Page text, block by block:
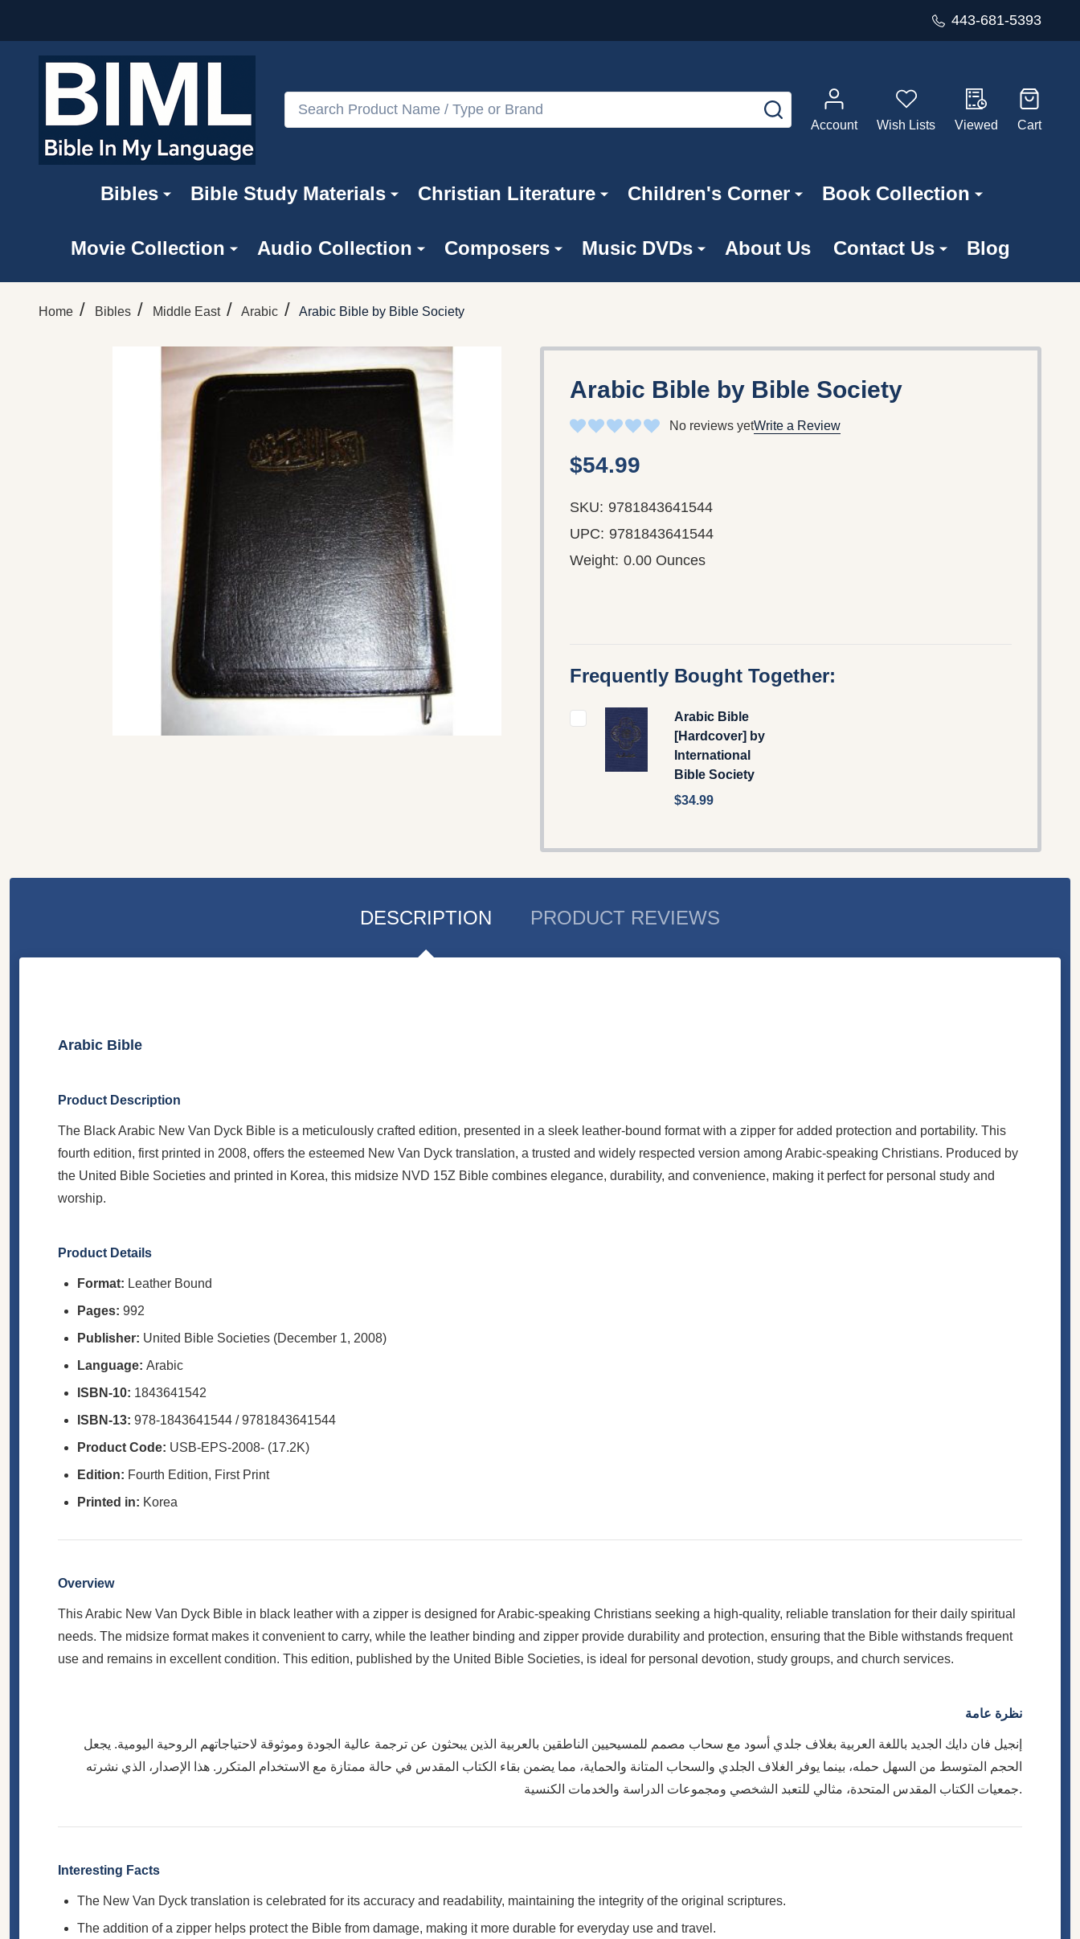
443-681-5393
Search
SEARCH
Account
Wish Lists Viewed Cart
Bibles Bible Study Materials Christian Literature Children's Corner Book Collection
Movie Collection Audio Collection Composers Music DVDs About Us Contact Us Blog
Home / Bibles / Middle East / Arabic / Arabic Bible by Bible Society
Arabic Bible by Bible Society
No reviews yetWrite a Review
$54.99
SKU: 9781843641544
UPC: 9781843641544
Weight: 0.00 Ounces
Frequently Bought Together:
Arabic Bible
[Hardcover] by
International
Bible Society
$34.99
DESCRIPTION PRODUCT REVIEWS
Arabic Bible
Product Description
The Black Arabic New Van Dyck Bible is a meticulously crafted edition, presented in a sleek leather-bound format with a zipper for added protection and portability. This
fourth edition, first printed in 2008, offers the esteemed New Van Dyck translation, a trusted and widely respected version among Arabic-speaking Christians. Produced by
the United Bible Societies and printed in Korea, this midsize NVD 15Z Bible combines elegance, durability, and convenience, making it perfect for personal study and
worship.
Product Details
Format: Leather Bound
Pages: 992
Publisher: United Bible Societies (December 1, 2008)
Language: Arabic
ISBN-10: 1843641542
ISBN-13: 978-1843641544 / 9781843641544
Product Code: USB-EPS-2008- (17.2K)
Edition: Fourth Edition, First Print
Printed in: Korea
Overview
This Arabic New Van Dyck Bible in black leather with a zipper is designed for Arabic-speaking Christians seeking a high-quality, reliable translation for their daily spiritual
needs. The midsize format makes it convenient to carry, while the leather binding and zipper provide durability and protection, ensuring that the Bible withstands frequent
use and remains in excellent condition. This edition, published by the United Bible Societies, is ideal for personal devotion, study groups, and church services.
نظرة عامة
إنجيل فان دايك الجديد باللغة العربية بغلاف جلدي أسود مع سحاب مصمم للمسيحيين الناطقين بالعربية الذين يبحثون عن ترجمة عالية الجودة وموثوقة لاحتياجاتهم الروحية اليومية. يجعل
الحجم المتوسط من السهل حمله، بينما يوفر الغلاف الجلدي والسحاب المتانة والحماية، مما يضمن بقاء الكتاب المقدس في حالة ممتازة مع الاستخدام المتكرر. هذا الإصدار، الذي نشرته
جمعيات الكتاب المقدس المتحدة، مثالي للتعبد الشخصي ومجموعات الدراسة والخدمات الكنسية.
Interesting Facts
The New Van Dyck translation is celebrated for its accuracy and readability, maintaining the integrity of the original scriptures.
The addition of a zipper helps protect the Bible from damage, making it more durable for everyday use and travel.